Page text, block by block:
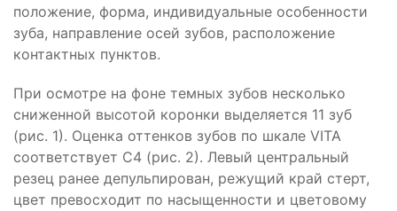
положение, форма, индивидуальные особенности
зуба, направление осей зубов, расположение
контактных пунктов.
При осмотре на фоне темных зубов несколько
сниженной высотой коронки выделяется 11 зуб
(рис. 1). Оценка оттенков зубов по шкале VITA
соответствует С4 (рис. 2). Левый центральный
резец ранее депульпирован, режущий край стерт,
цвет превосходит по насыщенности и цветовому